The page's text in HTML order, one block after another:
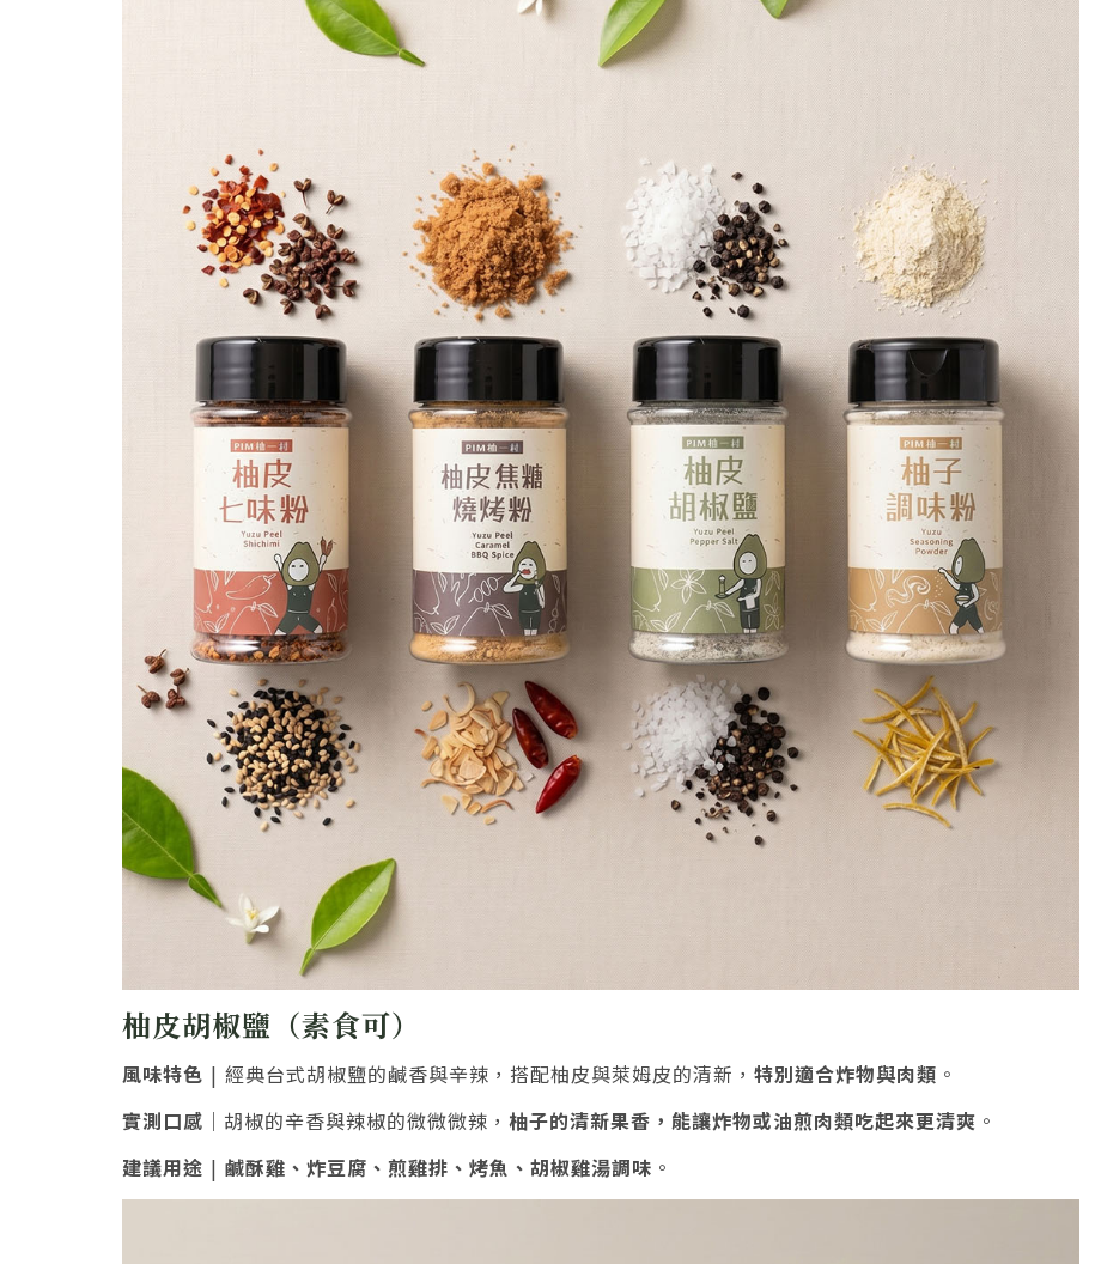
柚皮胡椒鹽（素食可）
風味特色 | 經典台式胡椒鹽的鹹香與辛辣，搭配柚皮與萊姆皮的清新， 特別適合炸物與肉類 。
實測口感 ｜胡椒的辛香與辣椒的微微微辣， 柚子的清新果香，能讓炸物或油煎肉類吃起來更清爽 。
建議用途 | 鹹酥雞、炸豆腐、煎雞排、烤魚、胡椒雞湯調味 。